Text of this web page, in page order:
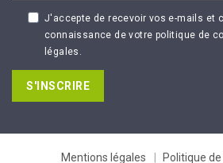
J'accepte de recevoir vos e-mails et
connaissance de votre politique de
légales.
S'INSCRIRE
Mentions légales Politique